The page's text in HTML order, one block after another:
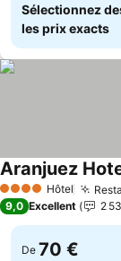
Sélectionnez
les prix exacts
4 Étoiles Hôtel
Aranjuez
9,0 Excellent 2
De 70 €